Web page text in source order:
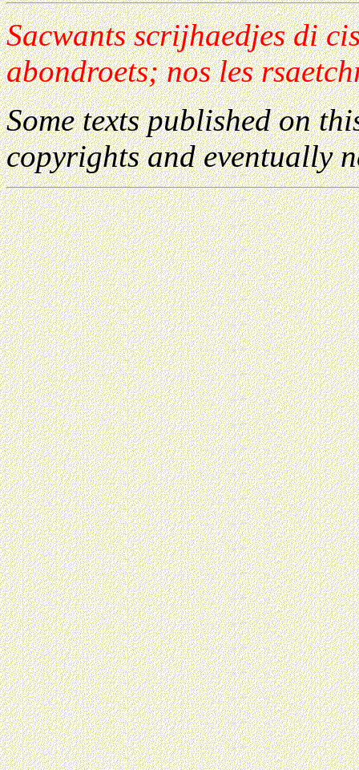
Sacwants scrijhaedjes di
abondroets; nos les
Some texts published on
copyrights and eventually